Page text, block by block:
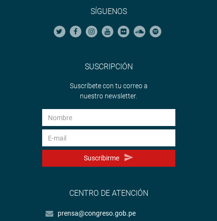
SÍGUENOS
SUSCRIPCIÓN
Suscríbete con tu correo a
nuestro newsletter.
Suscribirme
CENTRO DE ATENCIÓN
prensa@congreso.gob.pe